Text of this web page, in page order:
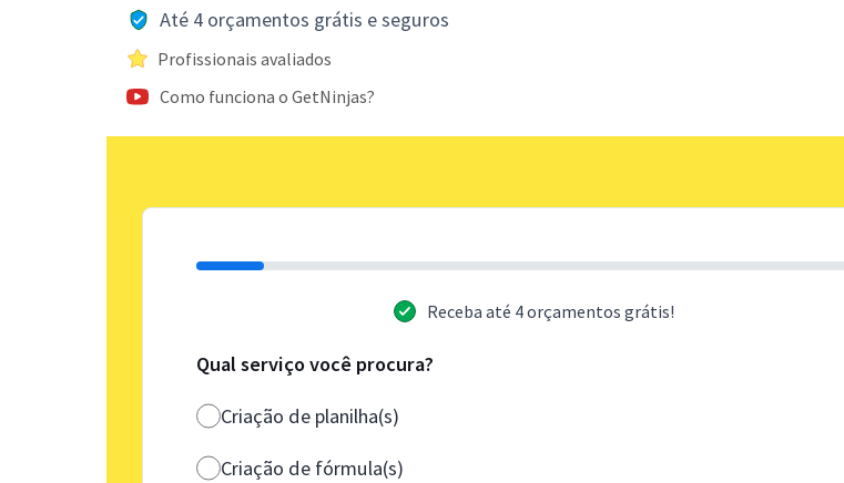
Até 4 orçamentos grátis e seguros
Profissionais avaliados
Como funciona o GetNinjas?
Receba até 4 orçamentos grátis!
Qual serviço você procura?
Criação de planilha(s)
Criação de fórmula(s)